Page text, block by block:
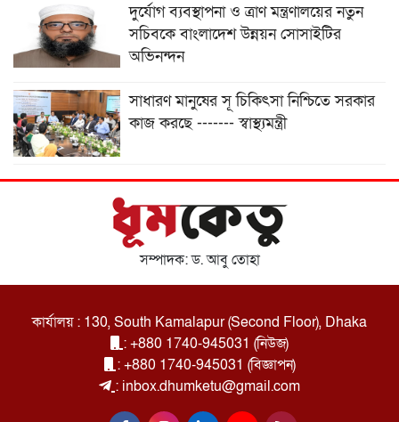
দুর্যোগ ব্যবস্থাপনা ও ত্রাণ মন্ত্রণালয়ের নতুন
সচিবকে বাংলাদেশ উন্নয়ন সোসাইটির
অভিনন্দন
সাধারণ মানুষের সূ চিকিৎসা নিশ্চিতে সরকার
কাজ করছে ------- স্বাস্থ্যমন্ত্রী
সম্পাদক: ড. আবু তোহা
কার্যালয় : 130, South Kamalapur (Second Floor), Dhaka
: +880 1740-945031 (নিউজ)
: +880 1740-945031 (বিজ্ঞাপন)
: inbox.dhumketu@gmail.com